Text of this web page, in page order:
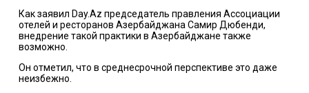
Как заявил Day.Az председатель правления Ассоциации
отелей и ресторанов Азербайджана Самир Дюбенди,
внедрение такой практики в Азербайджане также
возможно.
Он отметил, что в среднесрочной перспективе это даже
неизбежно.